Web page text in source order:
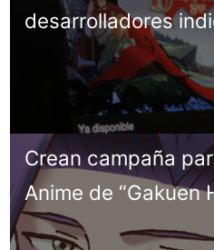
desarrolladores
Crean campaña
Anime de “Gakuen